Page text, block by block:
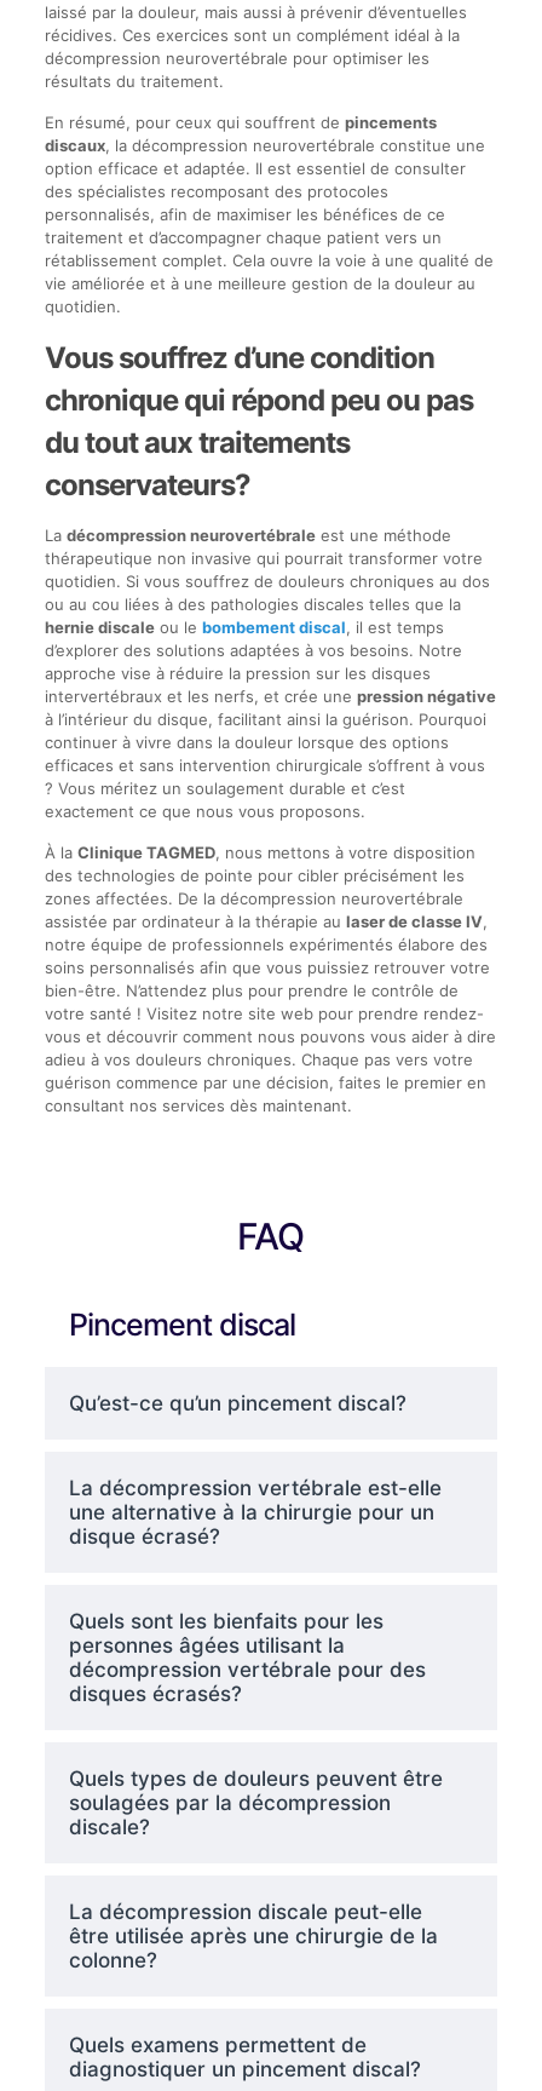
laissé par la douleur, mais aussi à prévenir d’éventuelles
récidives. Ces exercices sont un complément idéal à la
décompression neurovertébrale pour optimiser les
résultats du traitement.
En résumé, pour ceux qui souffrent de pincements
discaux, la décompression neurovertébrale constitue une
option efficace et adaptée. Il est essentiel de consulter
des spécialistes recomposant des protocoles
personnalisés, afin de maximiser les bénéfices de ce
traitement et d’accompagner chaque patient vers un
rétablissement complet. Cela ouvre la voie à une qualité de
vie améliorée et à une meilleure gestion de la douleur au
quotidien.
Vous souffrez d’une condition
chronique qui répond peu ou pas
du tout aux traitements
conservateurs?
La décompression neurovertébraleest une méthode
thérapeutique non invasive qui pourrait transformer votre
quotidien. Si vous souffrez de douleurs chroniques au dos
ou au cou liées à des pathologies discales telles que la
hernie discaleou le bombement discal, il est temps
d’explorer des solutions adaptées à vos besoins. Notre
approche vise à réduire la pression sur les disques
intervertébraux et les nerfs, et crée une pression négative
à l’intérieur du disque, facilitant ainsi la guérison. Pourquoi
continuer à vivre dans la douleur lorsque des options
efficaces et sans intervention chirurgicale s’offrent à vous
? Vous méritez un soulagement durable et c’est
exactement ce que nous vous proposons.
À la Clinique TAGMED, nous mettons à votre disposition
des technologies de pointe pour cibler précisément les
zones affectées. De la décompression neurovertébrale
assistée par ordinateur à la thérapie au laser de classe IV,
notre équipe de professionnels expérimentés élabore des
soins personnalisés afin que vous puissiez retrouver votre
bien-être. N’attendez plus pour prendre le contrôle de
votre santé ! Visitez notre site web pour prendre rendez-
vous et découvrir comment nous pouvons vous aider à dire
adieu à vos douleurs chroniques. Chaque pas vers votre
guérison commence par une décision, faites le premier en
consultant nos services dès maintenant.
FAQ
Pincement discal
Qu’est-ce qu’un pincement discal?
La décompression vertébrale est-elle
une alternative à la chirurgie pour un
disque écrasé?
Quels sont les bienfaits pour les
personnes âgées utilisant la
décompression vertébrale pour des
disques écrasés?
Quels types de douleurs peuvent être
soulagées par la décompression
discale?
La décompression discale peut-elle
être utilisée après une chirurgie de la
colonne?
Quels examens permettent de
diagnostiquer un pincement discal?